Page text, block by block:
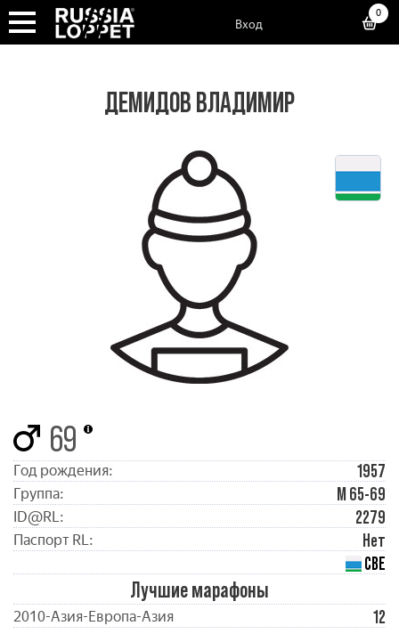
Вход
0
ДЕМИДОВ ВЛАДИМИР
69
Год рождения: 1957
Группа: М 65-69
ID@RL: 2279
Паспорт RL:
Нет
СВЕ
Лучшие марафоны
2010-Азия-Европа-Азия 12